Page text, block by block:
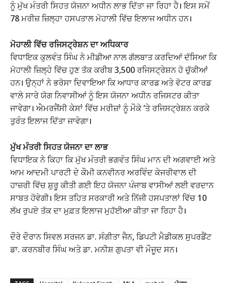
ਨੂੰ ਮੁੱਖ ਮੰਤਰੀ ਸਿਹਤ ਯੋਜਨਾ ਅਧੀਨ ਲਾਭ ਦਿੱਤਾ ਜਾ ਰਿਹਾ ਹੈ। ਇਸ ਸਮੇਂ
78 ਮਰੀਜ਼ ਜ਼ਿਲ੍ਹਾ ਹਸਪਤਾਲ ਮੋਹਾਲੀ ਵਿੱਚ ਇਲਾਜ ਅਧੀਨ ਹਨ।
ਮੋਹਾਲੀ ਵਿੱਚ ਰਜਿਸਟ੍ਰੇਸ਼ਨ ਦਾ ਅਧਿਕਾਰ
ਵਿਧਾਇਕ ਕੁਲਵੰਤ ਸਿੰਘ ਨੇ ਮੀਡੀਆ ਨਾਲ ਗੱਲਬਾਤ ਕਰਦਿਆਂ ਦੱਸਿਆ ਕਿ
ਮੋਹਾਲੀ ਜ਼ਿਲ੍ਹੇ ਵਿੱਚ ਹੁਣ ਤੱਕ ਕਰੀਬ 3,500 ਰਜਿਸਟ੍ਰੇਸ਼ਨ ਹੋ ਚੁੱਕੀਆਂ
ਹਨ। ਉਨ੍ਹਾਂ ਨੇ ਭਰੋਸਾ ਦਿਵਾਇਆ ਕਿ ਆਧਾਰ ਕਾਰਡ ਅਤੇ ਵੋਟਰ ਕਾਰਡ
ਵਾਲੇ ਸਾਰੇ ਯੋਗ ਨਿਵਾਸੀਆਂ ਨੂੰ ਇਸ ਯੋਜਨਾ ਅਧੀਨ ਰਜਿਸਟਰ ਕੀਤਾ
ਜਾਵੇਗਾ। ਐਮਰਜੈਂਸੀ ਕੇਸਾਂ ਵਿੱਚ ਮਰੀਜ਼ਾਂ ਨੂੰ ਮੌਕੇ ’ਤੇ ਰਜਿਸਟ੍ਰੇਸ਼ਨ ਕਰਕੇ
ਤੁਰੰਤ ਇਲਾਜ ਦਿੱਤਾ ਜਾਵੇਗਾ।
ਮੁੱਖ ਮੰਤਰੀ ਸਿਹਤ ਯੋਜਨਾ ਦਾ ਲਾਭ
ਵਿਧਾਇਕ ਨੇ ਕਿਹਾ ਕਿ ਮੁੱਖ ਮੰਤਰੀ ਭਗਵੰਤ ਸਿੰਘ ਮਾਨ ਦੀ ਅਗਵਾਈ ਅਤੇ
ਆਮ ਆਦਮੀ ਪਾਰਟੀ ਦੇ ਕੌਮੀ ਕਨਵੀਨਰ ਅਰਵਿੰਦ ਕੇਜਰੀਵਾਲ ਦੀ
ਹਾਜ਼ਰੀ ਵਿੱਚ ਸ਼ੁਰੂ ਕੀਤੀ ਗਈ ਇਹ ਯੋਜਨਾ ਪੰਜਾਬ ਵਾਸੀਆਂ ਲਈ ਵਰਦਾਨ
ਸਾਬਤ ਹੋਵੇਗੀ। ਇਸ ਤਹਿਤ ਸਰਕਾਰੀ ਅਤੇ ਨਿੱਜੀ ਹਸਪਤਾਲਾਂ ਵਿੱਚ 10
ਲੱਖ ਰੁਪਏ ਤੱਕ ਦਾ ਮੁਫ਼ਤ ਇਲਾਜ ਮੁਹੱਈਆ ਕੀਤਾ ਜਾ ਰਿਹਾ ਹੈ।
ਦੌਰੇ ਦੌਰਾਨ ਸਿਵਲ ਸਰਜਨ ਡਾ. ਸੰਗੀਤਾ ਜੈਨ, ਡਿਪਟੀ ਮੈਡੀਕਲ ਸੁਪਰਡੈਂਟ
ਡਾ. ਕਰਨਬੀਰ ਸਿੰਘ ਅਤੇ ਡਾ. ਮਨੀਸ਼ ਗੁਪਤਾ ਵੀ ਮੌਜੂਦ ਸਨ।